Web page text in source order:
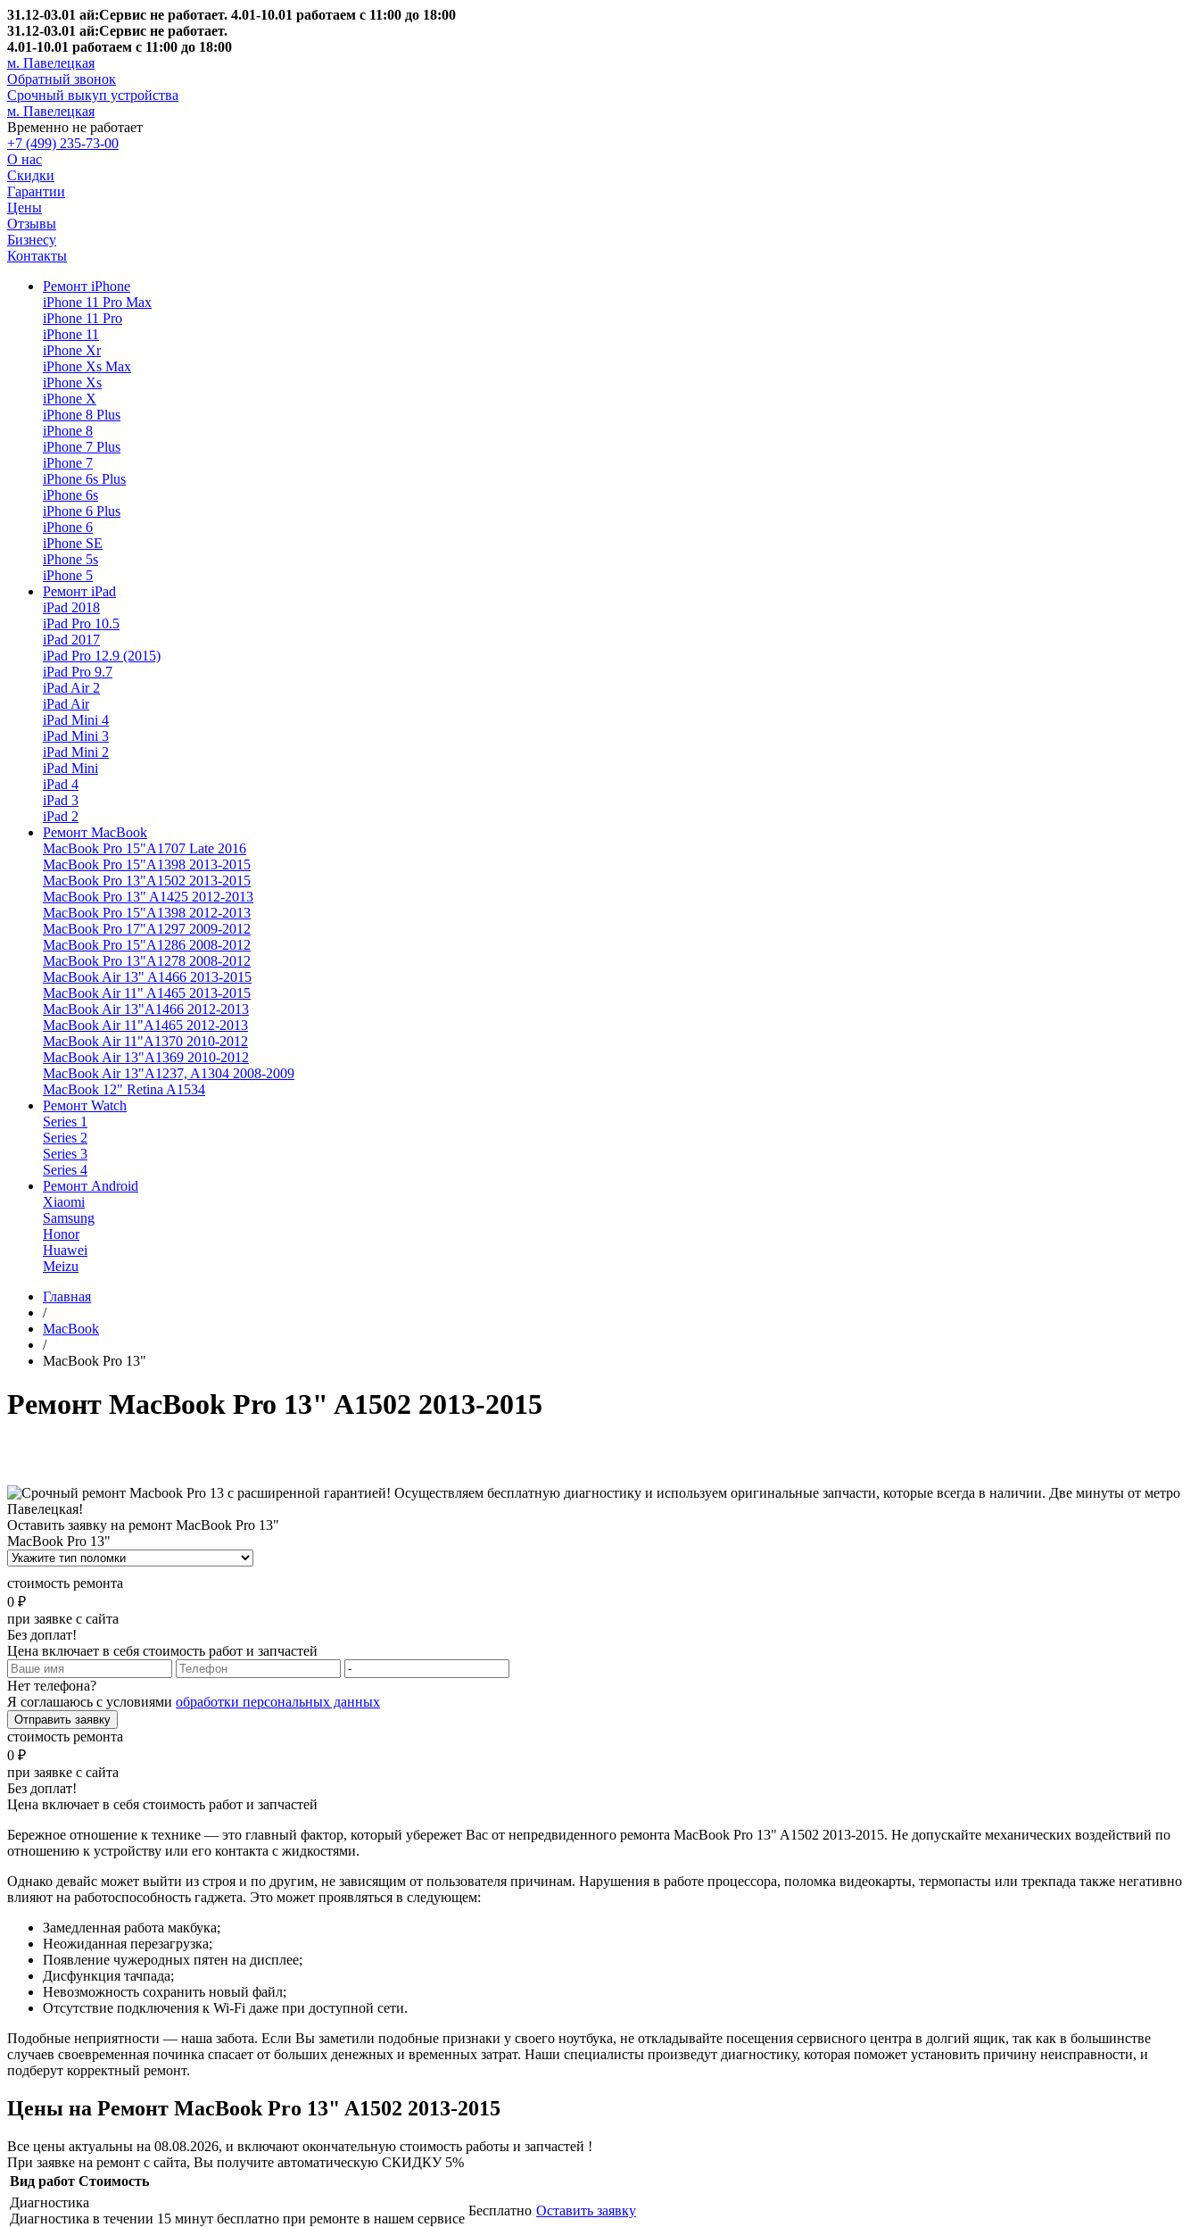
31.12-03.01 ай:Сервис не работает. 4.01-10.01 работаем с 11:00 до 18:00
31.12-03.01 ай:Сервис не работает.
4.01-10.01 работаем с 11:00 до 18:00
м. Павелецкая
Обратный звонок
Срочный выкуп устройства
м. Павелецкая
Временно не работает
+7 (499) 235-73-00
О нас
Скидки
Гарантии
Цены
Отзывы
Бизнесу
Контакты
Ремонт iPhone
iPhone 11 Pro Max
iPhone 11 Pro
iPhone 11
iPhone Xr
iPhone Xs Max
iPhone Xs
iPhone X
iPhone 8 Plus
iPhone 8
iPhone 7 Plus
iPhone 7
iPhone 6s Plus
iPhone 6s
iPhone 6 Plus
iPhone 6
iPhone SE
iPhone 5s
iPhone 5
Ремонт iPad
iPad 2018
iPad Pro 10.5
iPad 2017
iPad Pro 12.9 (2015)
iPad Pro 9.7
iPad Air 2
iPad Air
iPad Mini 4
iPad Mini 3
iPad Mini 2
iPad Mini
iPad 4
iPad 3
iPad 2
Ремонт MacBook
MacBook Pro 15"A1707 Late 2016
MacBook Pro 15"A1398 2013-2015
MacBook Pro 13"A1502 2013-2015
MacBook Pro 13" A1425 2012-2013
MacBook Pro 15"A1398 2012-2013
MacBook Pro 17"A1297 2009-2012
MacBook Pro 15"A1286 2008-2012
MacBook Pro 13"A1278 2008-2012
MacBook Air 13" A1466 2013-2015
MacBook Air 11" A1465 2013-2015
MacBook Air 13"A1466 2012-2013
MacBook Air 11"A1465 2012-2013
MacBook Air 11"A1370 2010-2012
MacBook Air 13"A1369 2010-2012
MacBook Air 13"A1237, A1304 2008-2009
MacBook 12" Retina A1534
Ремонт Watch
Series 1
Series 2
Series 3
Series 4
Ремонт Android
Xiaomi
Samsung
Honor
Huawei
Meizu
Главная
/
MacBook
/
MacBook Pro 13"
Ремонт MacBook Pro 13" A1502 2013-2015
Оставить заявку на ремонт MacBook Pro 13"
MacBook Pro 13"
стоимость ремонта
0 ₽
при заявке с сайта
Без доплат!
Цена включает в себя стоимость работ и запчастей
Нет телефона?
Я соглашаюсь с условиями обработки персональных данных
Отправить заявку
стоимость ремонта
0 ₽
при заявке с сайта
Без доплат!
Цена включает в себя стоимость работ и запчастей
Бережное отношение к технике — это главный фактор, который убережет Вас от непредвиденного ремонта MacBook Pro 13" A1502 2013-2015. Не допускайте механических воздействий по
отношению к устройству или его контакта с жидкостями.
Однако девайс может выйти из строя и по другим, не зависящим от пользователя причинам. Нарушения в работе процессора, поломка видеокарты, термопасты или трекпада также негативно
влияют на работоспособность гаджета. Это может проявляться в следующем:
Замедленная работа макбука;
Неожиданная перезагрузка;
Появление чужеродных пятен на дисплее;
Дисфункция тачпада;
Невозможность сохранить новый файл;
Отсутствие подключения к Wi-Fi даже при доступной сети.
Подобные неприятности — наша забота. Если Вы заметили подобные признаки у своего ноутбука, не откладывайте посещения сервисного центра в долгий ящик, так как в большинстве
случаев своевременная починка спасает от больших денежных и временных затрат. Наши специалисты произведут диагностику, которая поможет установить причину неисправности, и
подберут корректный ремонт.
Цены на Ремонт MacBook Pro 13" A1502 2013-2015
Все цены актуальны на 08.08.2026, и включают окончательную стоимость работы и запчастей !
При заявке на ремонт с сайта, Вы получите автоматическую СКИДКУ 5%
Вид работ Стоимость
Диагностика
Диагностика в течении 15 минут бесплатно при ремонте в нашем сервисе
Бесплатно Оставить заявку